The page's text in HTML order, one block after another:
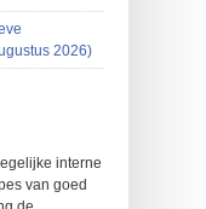
2026)
interne
van goed